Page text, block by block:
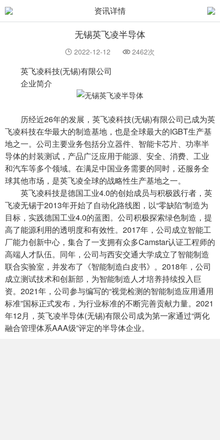
资讯详情
无锡英飞凌半导体
2022-12-12 2462次
英飞凌科技(无锡)有限公司
企业简介
历经近26年的发展，英飞凌科技(无锡)有限公司已成为英
飞凌科技在华最大的制造基地，也是全球最大的IGBT生产基
地之一。公司主要业务包括分立器件、智能卡芯片、功率半
导体的封装测试，产品广泛应用于能源、安全、消费、工业
和汽车等多个领域。在满足中国业务需要的同时，还服务全
球其他市场，是英飞凌全球的战略性生产基地之一。
英飞凌科技是德国工业4.0的创始成员与积极践行者，英
飞凌无锡于2013年开始了自动化路线图，以“零缺陷”制造为
目标，实践德国工业4.0的蓝图。公司积极探索绿色制造，提
高了能源利用的透明度和有效性。2017年，公司成立智能工
厂能力创新中心，集合了一支拥有众多Camstar认证工程师的
高端人才队伍。同年，公司与西安交通大学成立了智能制造
联合实验室，并发布了《智能制造白皮书》。2018年，公司
成立测试技术和创新部，为智能制造人才培养持续投入巨
资。2021年，公司参与编写的“视觉检测的智能制造应用通用
标准”国标正式发布，为行业标准的不断完善贡献力量。2021
年12月，英飞凌半导体(无锡)有限公司成为第一家通过“两化
融合管理体系AAA级”评定的半导体企业。